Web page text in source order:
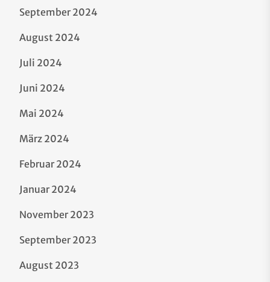
September 2024
August 2024
Juli 2024
Juni 2024
Mai 2024
März 2024
Februar 2024
Januar 2024
November 2023
September 2023
August 2023